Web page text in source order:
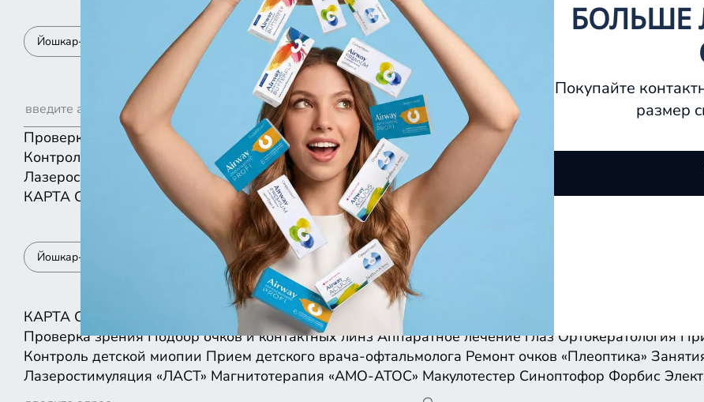
Йошкар-Ола
Проверка зрения Подбор очков и контактных линз Аппаратное лечение глаз
Контроль детской миопии
Прием детского врача-офтальмолога Ремонт очков «Плеоптика»
Лазеростимуляция «ЛАСТ»
Магнитотерапия «АМО-АТОС» Макулотестер
КАРТА СПИСКОМ
Йошкар-Ола
КАРТА СПИСКОМ
Проверка зрения Подбор очков и контактных линз Аппаратное лечение глаз Ортокератология
Контроль детской миопии Прием детского врача-офтальмолога Ремонт очков «Плеоптика»
Лазеростимуляция «ЛАСТ» Магнитотерапия «АМО-АТОС» Макулотестер Синоптофор Форбис
БОЛЬШЕ
Покупайте
размер